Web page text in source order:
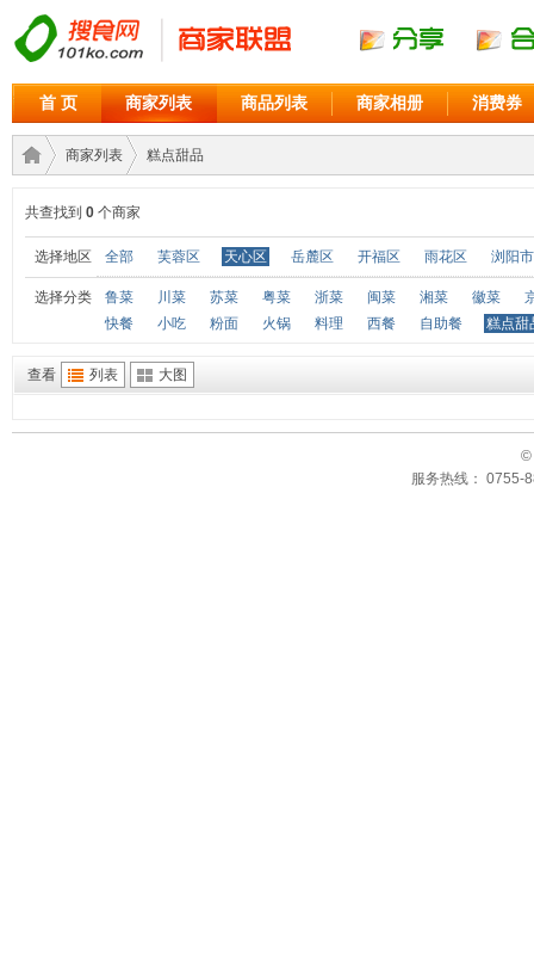
首 页 商家列表 商品列表 商家相册 消费券
商家›
商家列表
›
糕点甜品
共查找到 0 个商家
选择地区 全部 芙蓉区 天心区 岳麓区 开福区 雨花区 浏阳市
选择分类 鲁菜 川菜 苏菜 粤菜 浙菜 闽菜 湘菜 徽菜
快餐
小吃 粉面 火锅 料理 西餐 自助餐 糕点甜
查看 列表 大图
©
服务热线： 0755-